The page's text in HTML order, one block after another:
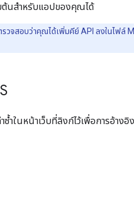
มต้นสำหรับแอปของคุณได้
วจสอบว่าคุณได้เพิ่มคีย์ API ลงในไฟล์
นหน้าเว็บที่ลิงก์ไว้เพื่อการอ้างอิง